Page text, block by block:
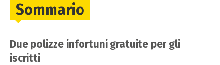
Sommario
Due polizze infortuni gratuite per gli
iscritti